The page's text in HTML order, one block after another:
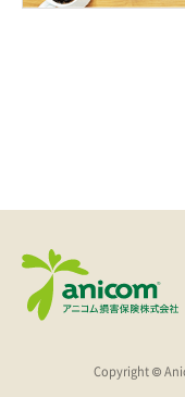
Copyright ©